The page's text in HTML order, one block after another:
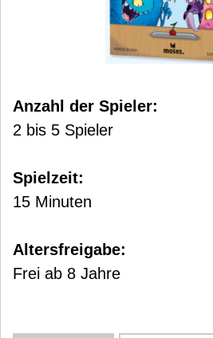
Anzahl der Spieler:
2 bis 5 Spieler
Spielzeit:
15 Minuten
Altersfreigabe:
Frei ab 8 Jahre